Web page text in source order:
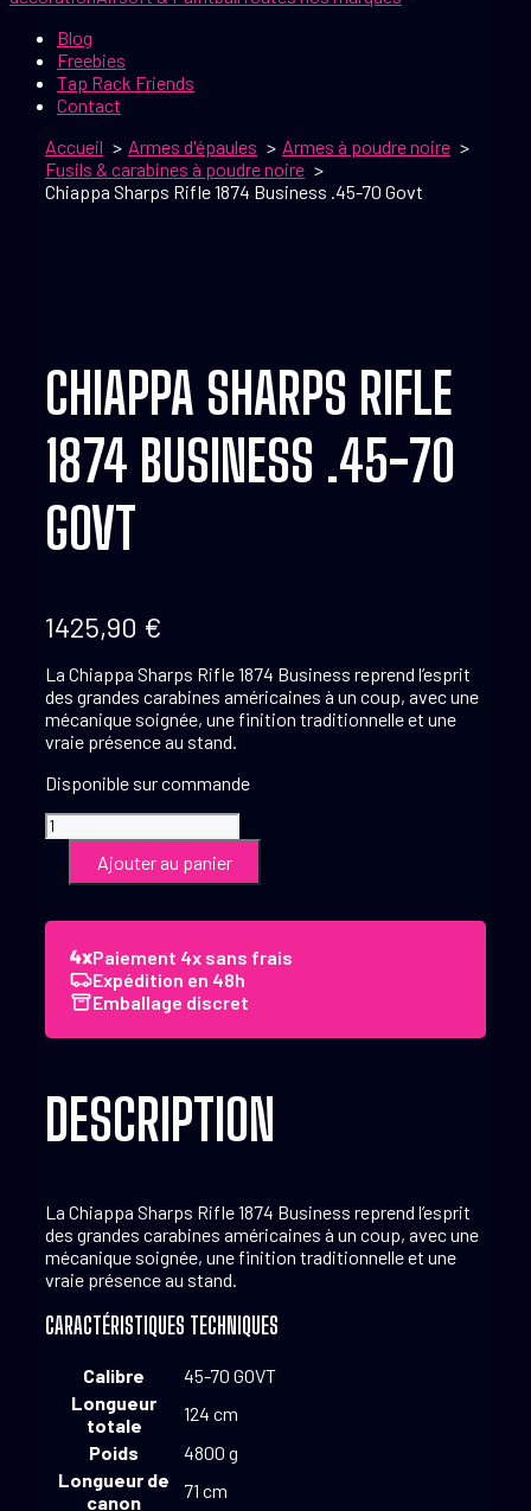
Blog
Freebies
Tap Rack Friends
Contact
Accueil
Armes d'épaules
Armes à poudre noire
Fusils & carabines à poudre noire
Chiappa Sharps Rifle 1874 Business .45-70 Govt
CHIAPPA SHARPS RIFLE
1874 BUSINESS .45-70
GOVT
1425,90 €
La Chiappa Sharps Rifle 1874 Business reprend l’esprit
des grandes carabines américaines à un coup, avec une
mécanique soignée, une finition traditionnelle et une
vraie présence au stand.
Disponible sur commande
quantité
de
Chiappa
Sharps
Business
.45-
Ajouter au panier
Paiement 4x sans frais
Expédition en 48h
Emballage discret
DESCRIPTION
La Chiappa Sharps Rifle 1874 Business reprend l’esprit
des grandes carabines américaines à un coup, avec une
mécanique soignée, une finition traditionnelle et une
vraie présence au stand.
CARACTÉRISTIQUES TECHNIQUES
Calibre
45-70 GOVT
Longueur
totale
124 cm
Poids
4800 g
Longueur de
canon
71 cm